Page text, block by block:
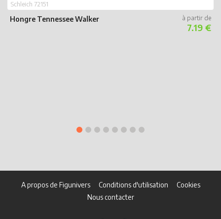
Hongre Tennessee Walker
Schleich 72151
7.19 €
A propos de Figunivers Conditions d'utilisation
Cookies
Nous contacter